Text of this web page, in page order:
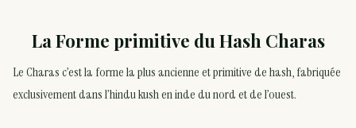
La Forme primitive du Hash Charas
Le Charas c’est la forme la plus ancienne et primitive de hash, fabriquée
exclusivement dans l’hindu kush en inde du nord et de l’ouest.